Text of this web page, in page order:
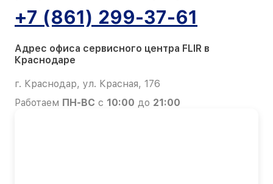
+7 (861) 299-37-61
Адрес офиса сервисного центра FLIR в
Краснодаре
г. Краснодар, ул. Красная, 176
Работаем ПН-ВС с 10:00 до 21:00